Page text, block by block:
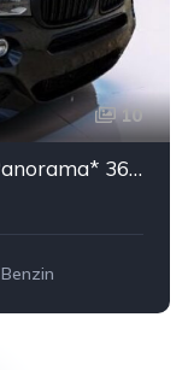
10
BMW X5 50i *XDrive*M sport*Panorama* 360°*
Benzin